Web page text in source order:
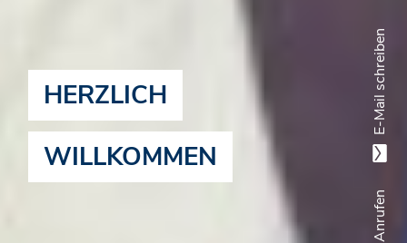
HERZLICH
WILLKOMMEN
Anrufen
E-Mail schreiben